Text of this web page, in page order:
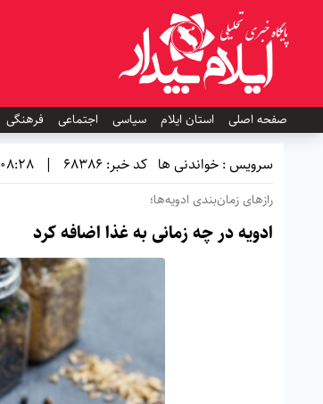
صفحه اصلی
استان ایلام سیاسی اجتماعی فرهنگی
سرویس : خواندنی ها کد خبر: 68386 |
08:28 - 1404/04/11
رازهای زمان‌بندی ادویه‌ها؛
ادویه در چه زمانی به غذا اضافه کرد